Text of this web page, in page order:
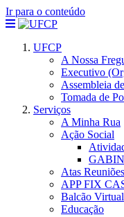
Ir para o conteúdo
UFCP
A Nossa
Executivo
Assembleia
Tomada de
Serviços
A Minha Rua
Ação Social
Atas
APP FIX
Balcão Virtual
Educação